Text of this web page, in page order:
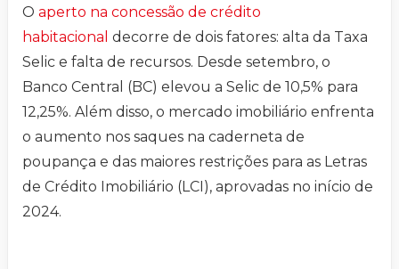
O aperto na concessão de crédito
habitacional decorre de dois fatores: alta da Taxa
Selic e falta de recursos. Desde setembro, o
Banco Central (BC) elevou a Selic de 10,5% para
12,25%. Além disso, o mercado imobiliário enfrenta
o aumento nos saques na caderneta de
poupança e das maiores restrições para as Letras
de Crédito Imobiliário (LCI), aprovadas no início de
2024.